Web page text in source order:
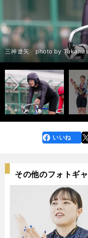
半田水晶 記事＞＞
岩元杏奈 記事＞＞
酒井亜樹 記事＞＞
三神遼矢 記事＞＞
尾野翔一 記事＞＞
三神遼矢 photo by
尾野翔一 photo by
尾野翔一 photo by
酒井亜樹 photo by
半田水晶 photo by
岩元杏奈 photo by
尾野翔一 photo by
岩元杏奈 photo by
女子決勝のゴール付近。３
Manabu 記事＞＞
男子決勝のゴール付近。２
Manabu 記事＞＞
三神遼矢 photo by
女子表彰式 左から酒井亜樹
Takahashi Manabu 記事
男子表彰式 左から吉岡優太
Manabu 記事＞＞
岩元杏奈 photo by
三神遼矢 photo by
酒井亜樹 photo by
左から酒井亜樹、岩元杏
記事＞＞
左から岩元杏奈、滝澤正光
Manabu 記事＞＞
岩元杏奈 photo by
三神遼矢 photo by
前へ
faceboo
k
いいね
その他のフォトギ